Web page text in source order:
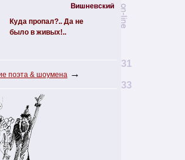
Куда пропал?.. Да не
было в живых!..
поэта & шоумена →
31
33